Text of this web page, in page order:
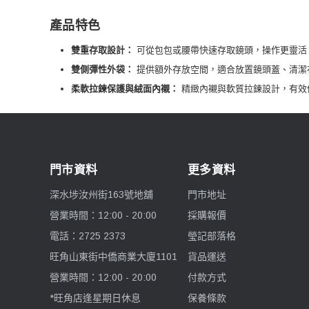
產品特色
雙重存取設計： 可從包包或腰帶快速存取鏡頭，操作更靈活
雙側彈性外袋： 提供額外存放空間，適合放置鏡頭蓋、清
柔軟拉鍊保護與絨面內襯： 精緻內襯與軟質拉鍊設計，有
門市資料
深水埗汝州街163號地舖
營業時間：12:00 - 20:00
電話：2725 2373
旺角山東街中僑商業大廈1101
營業時間：12:00 - 20:00
*旺角店逢星期日休息
更多資料
門市地址
採購報價
瑩記部落格
貨品運送
付款方式
保養條款